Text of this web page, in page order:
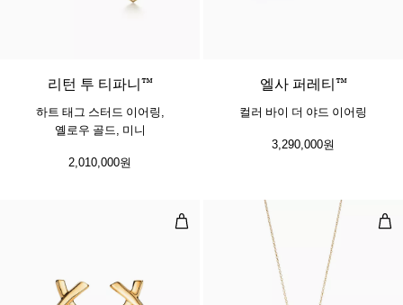
리턴 투 티파니™
하트 태그 스터드 이어링,
옐로우 골드, 미니
2,010,000원
엘사 퍼레티™
컬러 바이 더 야드 이어링
3,290,000원
X 이어링 X